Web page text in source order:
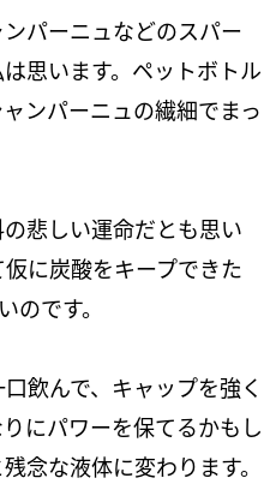
パーニュなどのスパー
思います。ペットボトル
ンパーニュの繊細でまっ
悲しい運命だとも思い
に炭酸をキープできた
です。
飲んで、キャップを強く
にパワーを保てるかもし
念な液体に変わります。